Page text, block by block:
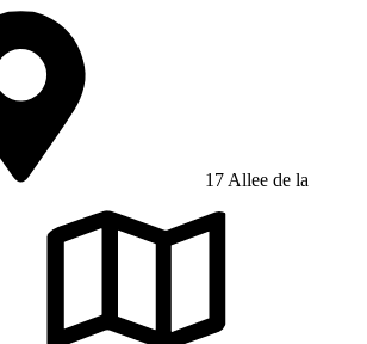
17 Allee de la